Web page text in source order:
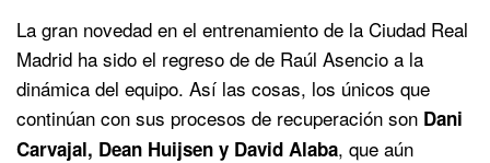
La gran novedad en el entrenamiento de la Ciudad Real
Madrid ha sido el regreso de de Raúl Asencio a la
dinámica del equipo. Así las cosas, los únicos que
continúan con sus procesos de recuperación son Dani
Carvajal, Dean Huijsen y David Alaba, que aún